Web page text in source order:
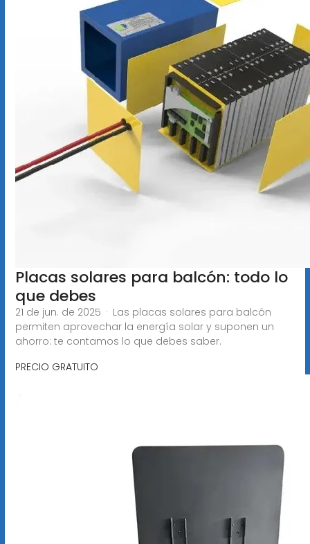
Placas solares para balcón: todo lo
que debes
21 de jun. de 2025 · Las placas solares para balcón
permiten aprovechar la energía solar y suponen un
ahorro: te contamos lo que debes saber.
PRECIO GRATUITO